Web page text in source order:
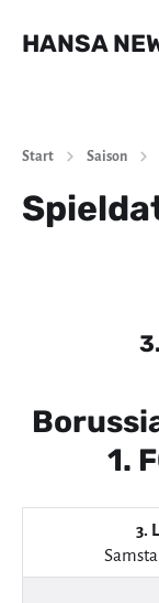
HANSA
Start Saison
1.
3.